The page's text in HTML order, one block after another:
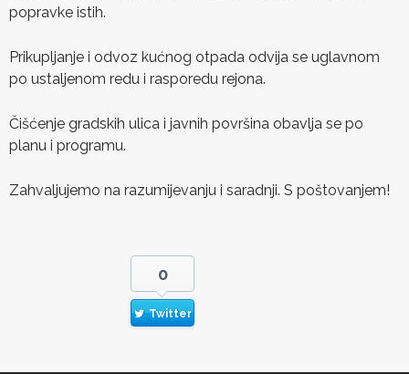
popravke istih.
Prikupljanje i odvoz kućnog otpada odvija se uglavnom
po ustaljenom redu i rasporedu rejona.
Čišćenje gradskih ulica i javnih površina obavlja se po
planu i programu.
Zahvaljujemo na razumijevanju i saradnji. S poštovanjem!
0
Twitter